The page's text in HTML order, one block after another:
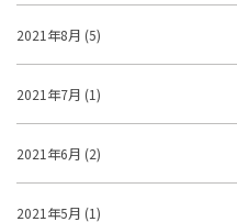
2021年8月 (5)
2021年7月 (1)
2021年6月 (2)
2021年5月 (1)